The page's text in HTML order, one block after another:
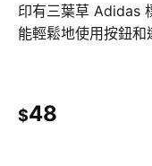
印有三葉草 Adidas
能輕鬆地使用按鈕和
$48